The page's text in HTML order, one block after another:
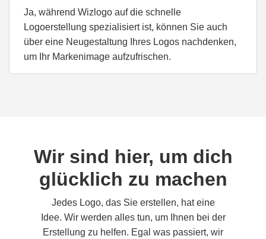
Ja, während Wizlogo auf die schnelle
Logoerstellung spezialisiert ist, können Sie auch
über eine Neugestaltung Ihres Logos nachdenken,
um Ihr Markenimage aufzufrischen.
Wir sind hier, um dich
glücklich zu machen
Jedes Logo, das Sie erstellen, hat eine
Idee. Wir werden alles tun, um Ihnen bei der
Erstellung zu helfen. Egal was passiert, wir